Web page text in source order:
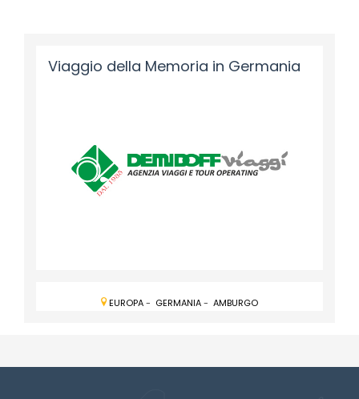
Viaggio della Memoria in Germania
EUROPA- GERMANIA- AMBURGO